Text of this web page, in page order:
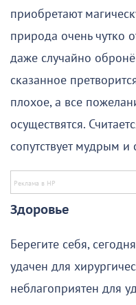
приобретают
природа очень чутко
даже случайно
сказанное
плохое, а все
осуществятся.
сопутствует мудрым
Здоровье
Берегите себя,
удачен для
неблагоприятен для